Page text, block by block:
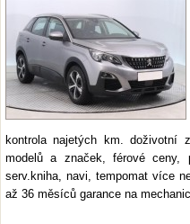
kontrola najetých km. doživotní
modelů a značek, férové ceny,
serv.kniha, navi, tempomat více
až 36 měsíců garance na